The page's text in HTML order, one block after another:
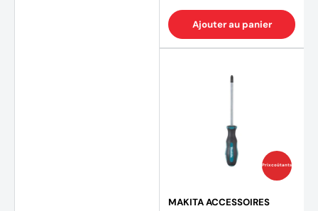
Ajouter au panier
Prix coûtants
MAKITA ACCESSOIRES